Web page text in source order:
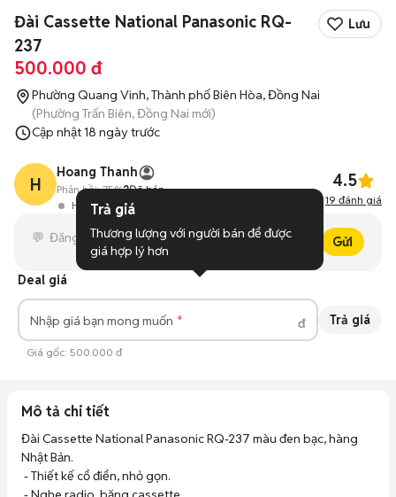
Đài Cassette National Panasonic RQ-
237
Lưu
500.000 đ
Phường Quang Vinh, Thành phố Biên Hòa, Đồng Nai
(Phường Trấn Biên, Đồng Nai mới)
Cập nhật18 ngày trước
H
Hoang Thanh
Hoạt động 4 giờ trước
Phản hồi: 75%2Đã bán 4.5
19 đánh giá
Gửi
Deal giá
Nhập giá bạn mong muốn đ Trả giá
Giá gốc: 500.000 đ
Mô tả chi tiết
Đài Cassette National Panasonic RQ-237 màu đen bạc, hàng
Nhật Bản.
Trả giá
Thương lượng với người bán để được
giá hợp lý hơn